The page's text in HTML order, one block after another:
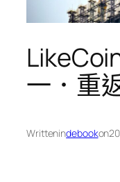
一．重
Writtenindebookon